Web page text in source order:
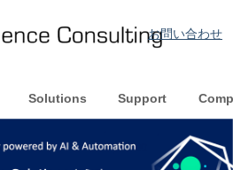
お問い合わせ
Solutions Support